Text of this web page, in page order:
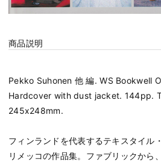
商品説明
Pekko Suhonen 他 編. WS Bookwell
Hardcover with dust jacket. 144pp.
245x248mm.
フィンランドを代表するテキスタイル
リメッコの作品集。ファブリックから